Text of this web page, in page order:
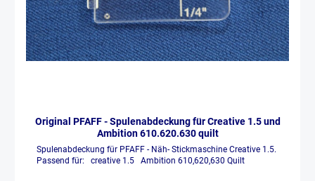
Original PFAFF - Spulenabdeckung für Creative 1.5 und
Ambition 610.620.630 quilt
Spulenabdeckung für PFAFF - Näh- Stickmaschine Creative 1.5.
Passend für: creative 1.5 Ambition 610,620,630 Quilt